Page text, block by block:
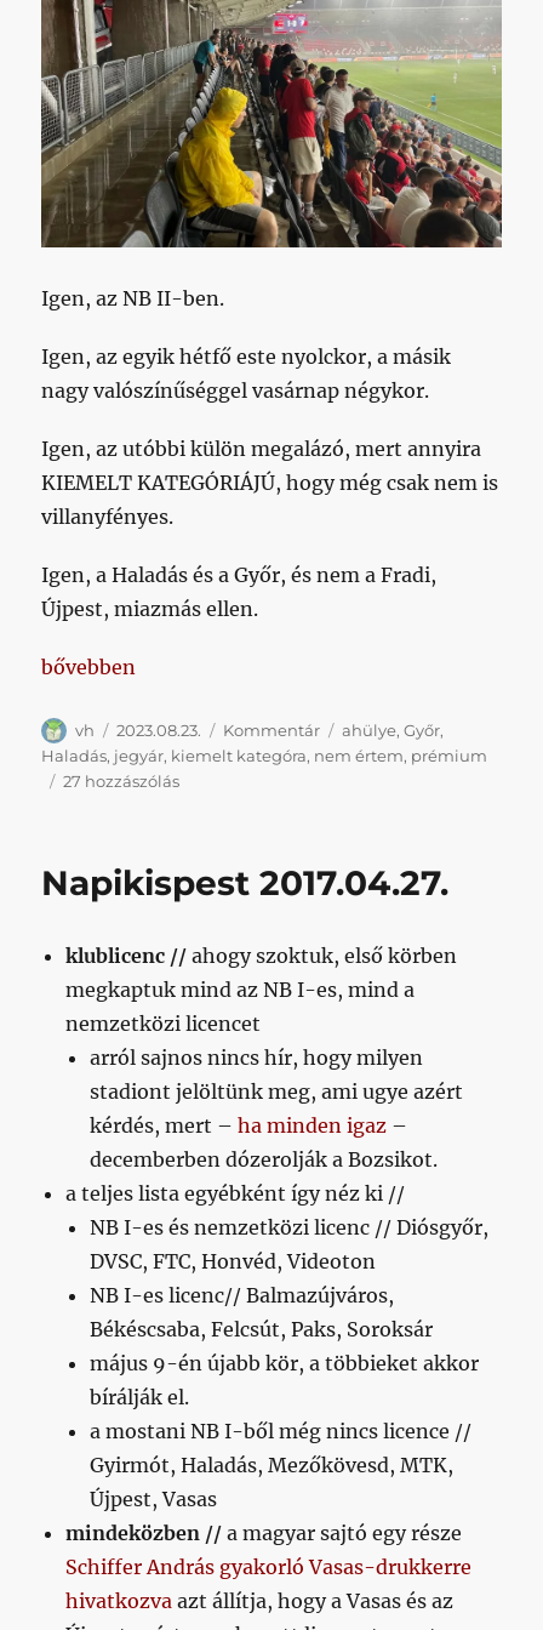
című
bejegyzéshez
Igen, az NB II-ben.
Igen, az egyik hétfő este nyolckor, a másik
nagy valószínűséggel vasárnap négykor.
Igen, az utóbbi külön megalázó, mert annyira
KIEMELT KATEGÓRIÁJÚ, hogy még csak nem is
villanyfényes.
Igen, a Haladás és a Győr, és nem a Fradi,
Újpest, miazmás ellen.
„Az ugye megvan, hogy két KIEMELT
bővebben
Szerző
vh Közzétéve
2023.08.23. Kategória
Kommentár Címke
ahülye,Győr,
Haladás, jegyár, kiemelt kategóra, nem értem, prémium
27 hozzászólásAz
két
KIEMELT
mérkőzés
következik
után?
című
bejegyzéshez
Napikispest 2017.04.27.
klublicenc //ahogy szoktuk, első körben
megkaptuk mind az NB I-es, mind a
nemzetközi licencet
arról sajnos nincs hír, hogy milyen
stadiont jelöltünk meg, ami ugye azért
kérdés, mert –ha minden igaz –
decemberben dózerolják a Bozsikot.
a teljes lista egyébként így néz ki //
NB I-es és nemzetközi licenc // Diósgyőr,
DVSC, FTC, Honvéd, Videoton
NB I-es licenc// Balmazújváros,
Békéscsaba, Felcsút, Paks, Soroksár
május 9-én újabb kör, a többieket akkor
bírálják el.
a mostani NB I-ből még nincs licence //
Gyirmót, Haladás, Mezőkövesd, MTK,
Újpest, Vasas
mindeközben // a magyar sajtó egy része
Schiffer András gyakorló Vasas-drukkerre
hivatkozva azt állítja, hogy a Vasas és az